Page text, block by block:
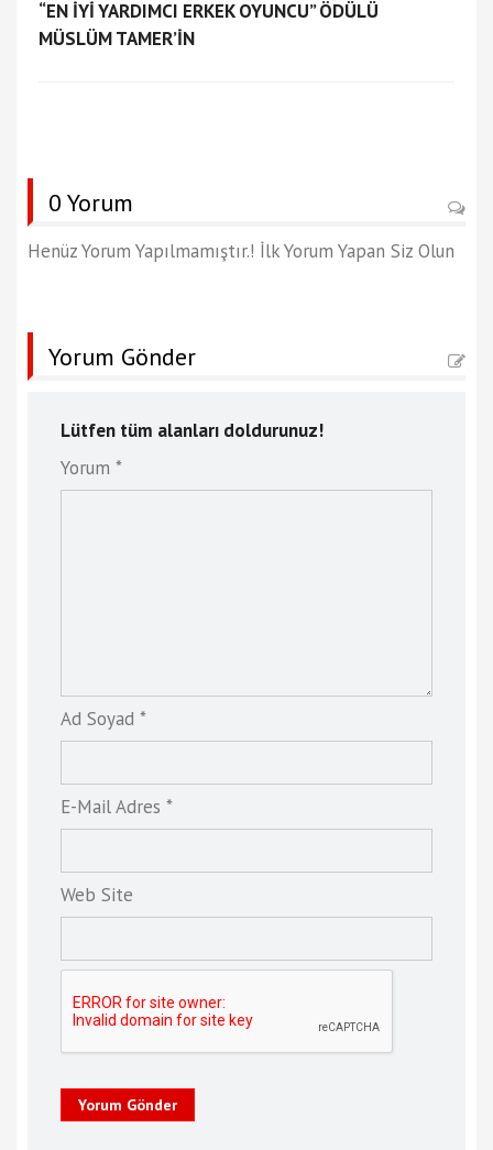
“EN İYİ YARDIMCI ERKEK OYUNCU” ÖDÜLÜ
MÜSLÜM TAMER’İN
0 Yorum
Henüz Yorum Yapılmamıştır.! İlk Yorum Yapan Siz Olun
Yorum Gönder
Lütfen tüm alanları doldurunuz!
Yorum *
Ad Soyad *
E-Mail Adres *
Web Site
Yorum Gönder